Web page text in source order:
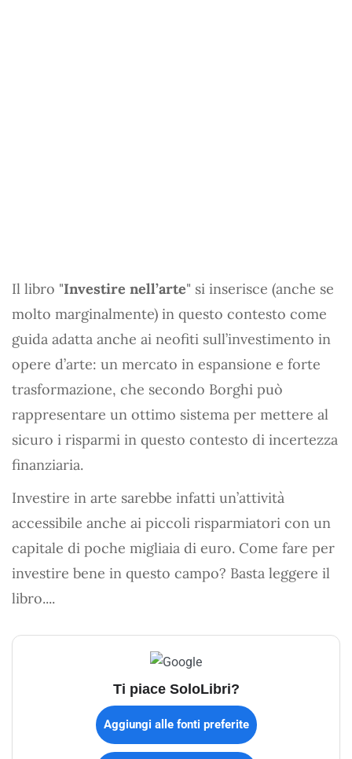
Il libro "Investire nell’arte" si inserisce (anche se
molto marginalmente) in questo contesto come
guida adatta anche ai neofiti sull’investimento in
opere d’arte: un mercato in espansione e forte
trasformazione, che secondo Borghi può
rappresentare un ottimo sistema per mettere al
sicuro i risparmi in questo contesto di incertezza
finanziaria.
Investire in arte sarebbe infatti un’attività
accessibile anche ai piccoli risparmiatori con un
capitale di poche migliaia di euro. Come fare per
investire bene in questo campo? Basta leggere il
libro....
Ti piace SoloLibri?
Aggiungi alle fonti preferite